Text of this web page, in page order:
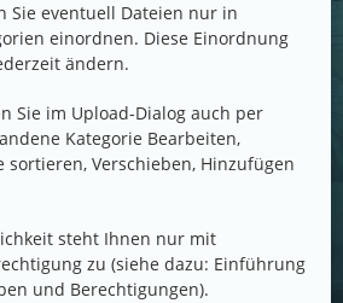
Sie eventuell Dateien nur in
einordnen. Diese Einordnung
ändern.
Sie im Upload-Dialog auch per
Kategorie Bearbeiten,
sortieren, Verschieben, Hinzufügen
steht Ihnen nur mit
zu (siehe dazu: Einführung
und Berechtigungen).